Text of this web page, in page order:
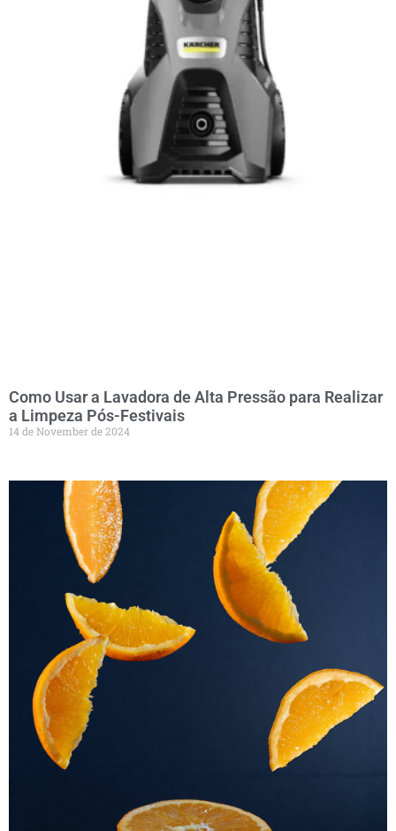
Como Usar a Lavadora de Alta Pressão para Realizar
a Limpeza Pós-Festivais
14 de November de 2024